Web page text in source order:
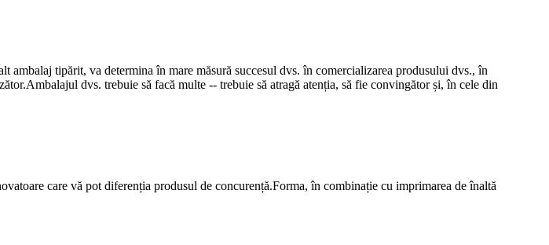
ambalaj tipărit, va determina în mare măsură succesul dvs. în comercializarea produsului dvs., în
dvs. trebuie să facă multe -- trebuie să atragă atenția, să fie convingător și, în cele din
care vă pot diferenția produsul de concurență.Forma, în combinație cu imprimarea de înaltă